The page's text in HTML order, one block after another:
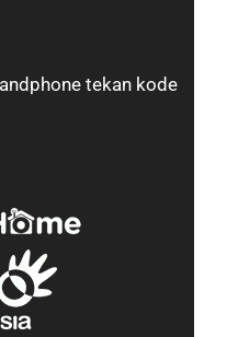
tekan kode